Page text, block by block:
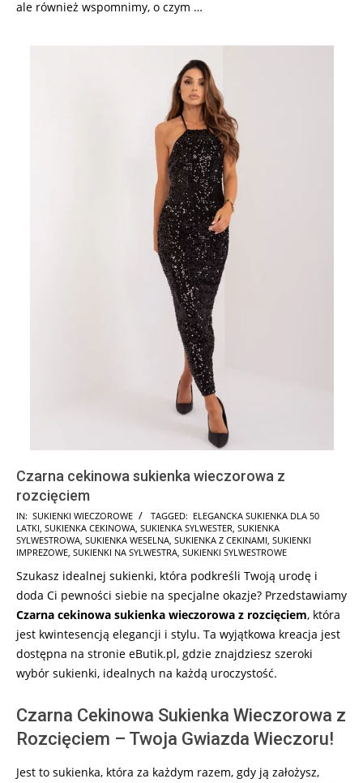
ale również wspomnimy, o czym …
Czarna cekinowa sukienka wieczorowa z
rozcięciem
2024-
09-
19
IN: SUKIENKI WIECZOROWE TAGGED: ELEGANCKA SUKIENKA DLA 50
LATKI, SUKIENKA CEKINOWA, SUKIENKA SYLWESTER, SUKIENKA
SYLWESTROWA, SUKIENKA WESELNA, SUKIENKA Z CEKINAMI, SUKIENKI
IMPREZOWE, SUKIENKI NA SYLWESTRA, SUKIENKI SYLWESTROWE
Szukasz idealnej sukienki, która podkreśli Twoją urodę i
doda Ci pewności siebie na specjalne okazje? Przedstawiamy
Czarna cekinowa sukienka wieczorowa z rozcięciem, która
jest kwintesencją elegancji i stylu. Ta wyjątkowa kreacja jest
dostępna na stronie eButik.pl, gdzie znajdziesz szeroki
wybór sukienki, idealnych na każdą uroczystość.
Czarna Cekinowa Sukienka Wieczorowa z
Rozcięciem – Twoja Gwiazda Wieczoru!
Jest to sukienka, która za każdym razem, gdy ją założysz,